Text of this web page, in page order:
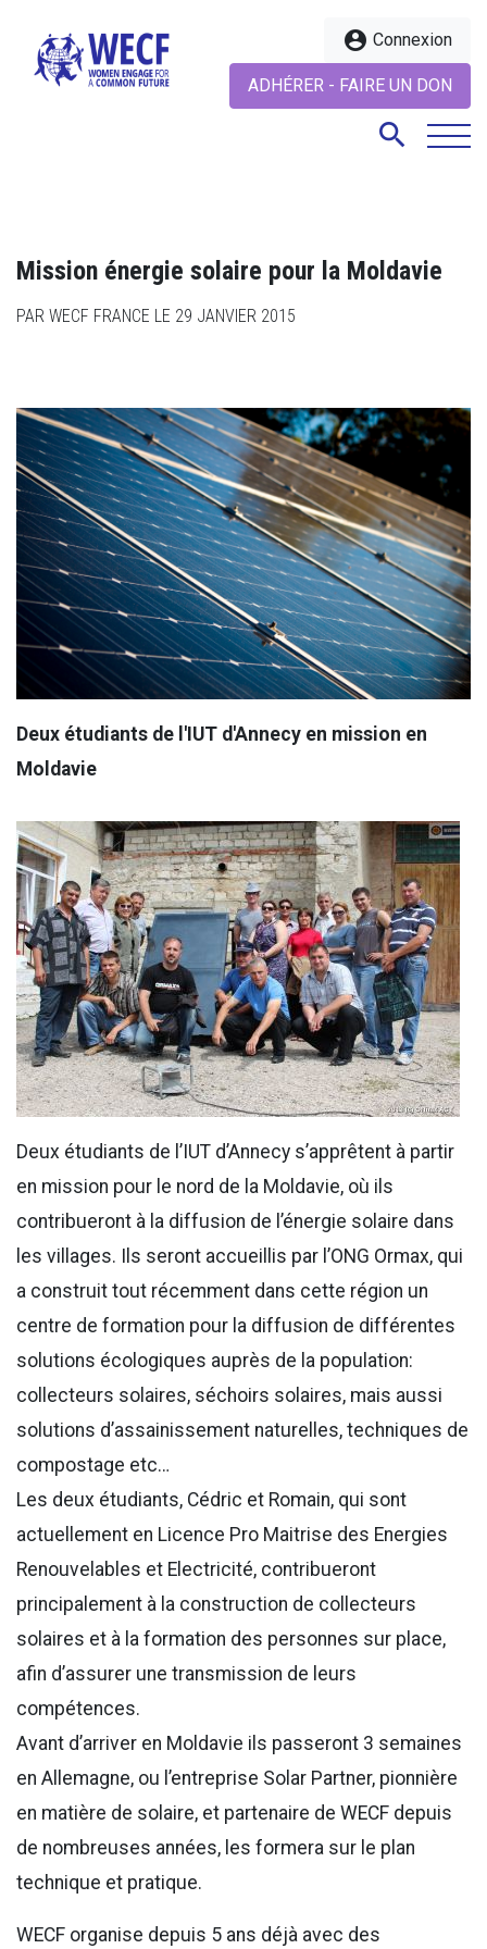
account_circle Connexion
ADHÉRER - FAIRE UN DON
search
search
Mission énergie solaire pour la Moldavie
PAR WECF FRANCE LE 29 JANVIER 2015
Deux étudiants de l'IUT d'Annecy en mission en
Moldavie
Deux étudiants de l’IUT d’Annecy s’apprêtent à partir
en mission pour le nord de la Moldavie, où ils
contribueront à la diffusion de l’énergie solaire dans
les villages. Ils seront accueillis par l’ONG Ormax, qui
a construit tout récemment dans cette région un
centre de formation pour la diffusion de différentes
solutions écologiques auprès de la population:
collecteurs solaires, séchoirs solaires, mais aussi
solutions d’assainissement naturelles, techniques de
compostage etc…
Les deux étudiants, Cédric et Romain, qui sont
actuellement en Licence Pro Maitrise des Energies
Renouvelables et Electricité, contribueront
principalement à la construction de collecteurs
solaires et à la formation des personnes sur place,
afin d’assurer une transmission de leurs
compétences.
Avant d’arriver en Moldavie ils passeront 3 semaines
en Allemagne, ou l’entreprise Solar Partner, pionnière
en matière de solaire, et partenaire de WECF depuis
de nombreuses années, les formera sur le plan
technique et pratique.
WECF organise depuis 5 ans déjà avec des